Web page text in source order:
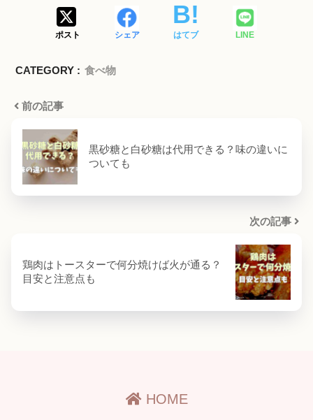
ポスト シェア はてブ LINE
CATEGORY : 食べ物
前の記事
黒砂糖と白砂糖は代用できる？味の違いに
ついても
次の記事
鶏肉はトースターで何分焼けば火が通る？
目安と注意点も
HOME